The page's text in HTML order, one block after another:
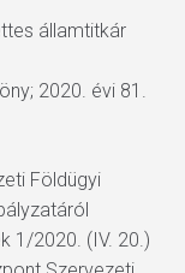
államtitkár
2020. évi 81.
Földügyi
1/2020. (IV. 20.)